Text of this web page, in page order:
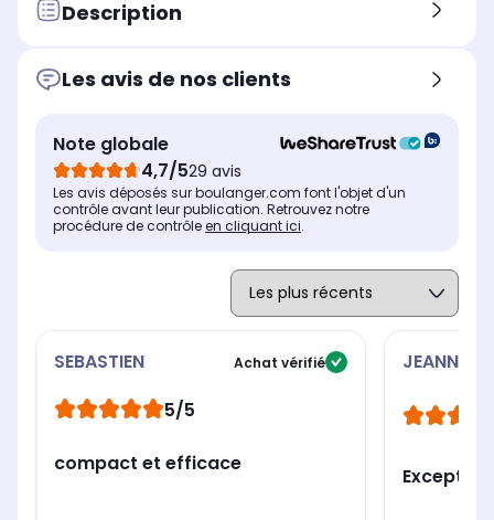
-
Lames amovibles
Eléments compatibles lave-
vaisselle
Bol sans lames + couvercle
+ verre doseur
Eléments compatibles lave-
Description
Les avis de nos clients
Note globale
4,7/529 avis
Les avis déposés sur boulanger.com font l'objet d'un
contrôle avant leur publication. Retrouvez notre
procédure de contrôleen cliquant ici.
SEBASTIEN Achat vérifié
5/5
compact et efficace
JEANNE